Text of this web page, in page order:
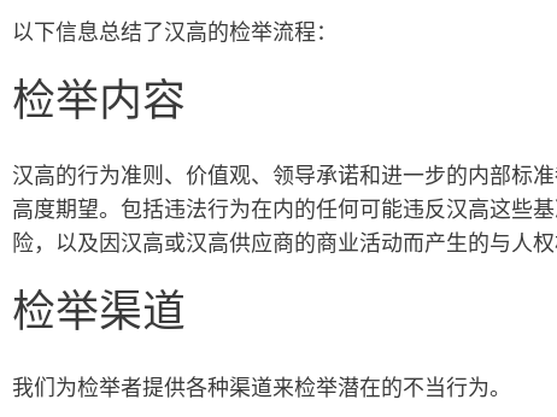
以下信息总结了汉高的检举流程：
检举内容
汉高的行为准则、价值观、领导承诺和进一步的内部标
高度期望。包括违法行为在内的任何可能违反汉高这些
险，以及因汉高或汉高供应商的商业活动而产生的与人
检举渠道
我们为检举者提供各种渠道来检举潜在的不当行为。